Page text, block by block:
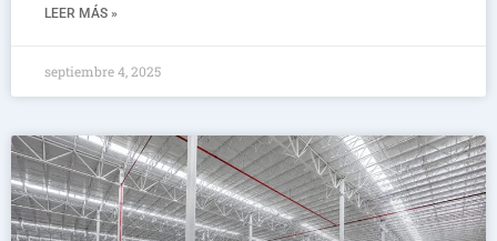
LEER MÁS »
septiembre 4, 2025